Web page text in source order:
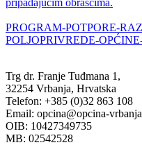
PROGRAM-POTPORE-
POLJOPRIVREDE-
Trg dr. Franje Tuđmana 1,
32254 Vrbanja, Hrvatska
Telefon: +385 (0)32 863 108
Email: opcina@opcina-
OIB: 10427349735
MB: 02542528